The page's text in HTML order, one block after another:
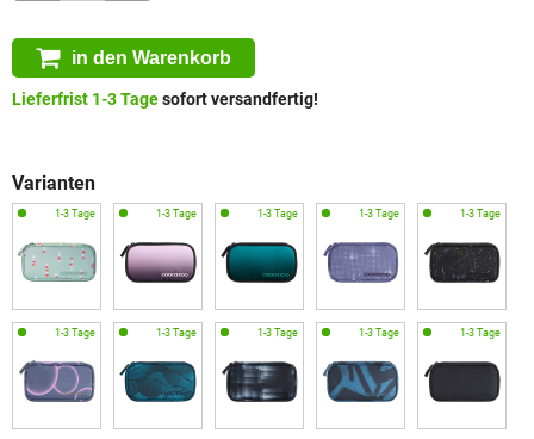
in den Warenkorb
Lieferfrist 1-3 Tagesofort versandfertig!
Varianten